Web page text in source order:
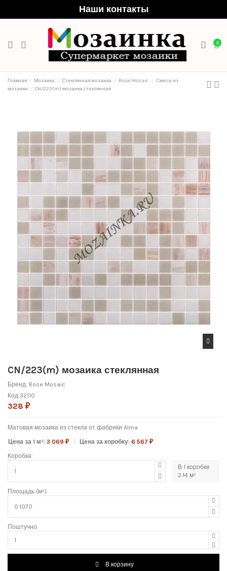
Наши контакты
0
Главная Мозаика Стеклянная мозаика Rose Mosaic
Смеси из
мозаики
CN/223(m) мозаика стеклянная
CN/223(m) мозаика стеклянная
Бренд: Rose Mosaic
Код 32110
328 ₽
Матовая мозаика из стекла от фабрики Alma
Цена за 1 м²:3 069 ₽ Цена за коробку:6 567 ₽
Коробка:
В 1 коробке
2.14м²
Площадь (м²):
Поштучно:
В корзину